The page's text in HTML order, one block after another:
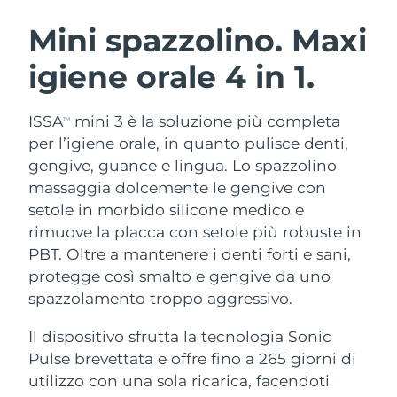
Mini spazzolino. Maxi
igiene orale 4 in 1.
ISSATM
mini 3 è la soluzione più completa
per l’igiene orale, in quanto pulisce denti,
gengive, guance e lingua. Lo spazzolino
massaggia dolcemente le gengive con
setole in morbido silicone medico e
rimuove la placca con setole più robuste in
PBT. Oltre a mantenere i denti forti e sani,
protegge così smalto e gengive da uno
spazzolamento troppo aggressivo.
Il dispositivo sfrutta la tecnologia Sonic
Pulse brevettata e offre fino a 265 giorni di
utilizzo con una sola ricarica, facendoti
LUNA™ 4 pacchetto
Anti-aging massage
LUNA™ 4 Plus
Massage, LED heating
For men, anti-aging massage
BEAR™ 2 pacchetto
Microcurrent toning
BEAR™ 2 go
Microcurrent toning on-the-go
Microcurrent line smoothing device
Idratazione
UFO™ 3 pacchetto
Deep facial hydration
UFO™ 3 LED
Near-infrared and red light therapy
device
Igiene orale
issa™ 4
Hybrid silicone sonic toothbrush
issa™ 4 plus
Smart hybrid silicone sonic toothbrush
TRATTAMENTI ANTI-AGE FAQ™
Anti-age Trattamenti LED
NEW
Austria Consegna stimata09/08/2026
Bahrein Consegna stimata10/08/2026
Belgio
Bermuda Consegna stimata 15/08/2026
Bosnia ed
Erzegovina
Consegna stimata
Brunei Consegna stimata 14/08/2026
Bulgaria Consegna stimata
Canada Consegna stimata13/08/2026
Cile Consegna stimata13/08/2026